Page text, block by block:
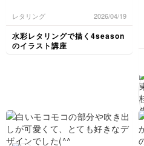
レタリング 2026/04/19
水彩レタリングで描く4season
のイラスト講座